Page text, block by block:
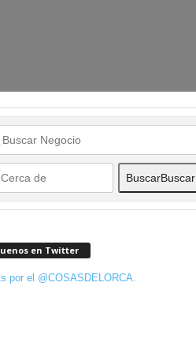
BuscarBuscar
en Twitter
por el @COSASDELORCA.